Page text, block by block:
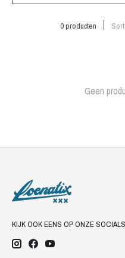
0 producten
Geen
KIJK OOK EENS OP ONZE